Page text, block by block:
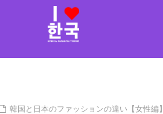
韓国と日本のファッションの違い【女性編】